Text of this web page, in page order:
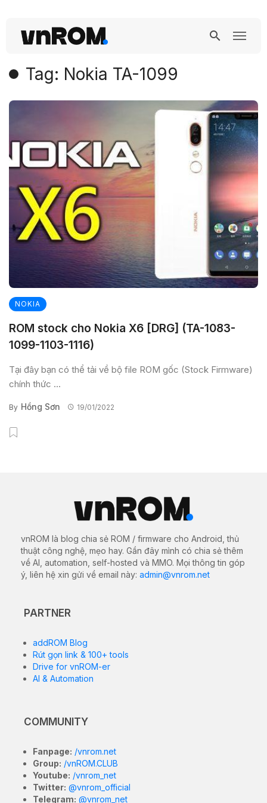
Tag: Nokia TA-1099
NOKIA
ROM stock cho Nokia X6 [DRG] (TA-1083-
1099-1103-1116)
Tại đây bạn có thể tải về bộ file ROM gốc (Stock Firmware)
chính thức ...
By Hồng Sơn 19/01/2022
vnROM là blog chia sẻ ROM / firmware cho Android, thủ
thuật công nghệ, mẹo hay. Gần đây mình có chia sẻ thêm
về AI, automation, self-hosted và MMO. Mọi thông tin góp
ý, liên hệ xin gửi về email này: admin@vnrom.net
PARTNER
addROM Blog
Rút gọn link & 100+ tools
Drive for vnROM-er
AI & Automation
COMMUNITY
Fanpage: /vnrom.net
Group: /vnROM.CLUB
Youtube: /vnrom_net
Twitter: @vnrom_official
Telegram: @vnrom_net